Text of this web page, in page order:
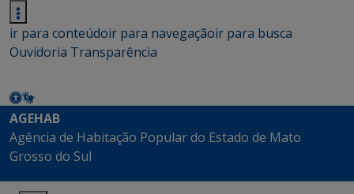
ir para conteúdoir para navegaçãoir para busca
Ouvidoria Transparência
AGEHAB
Agência de Habitação Popular do Estado de Mato
Grosso do Sul